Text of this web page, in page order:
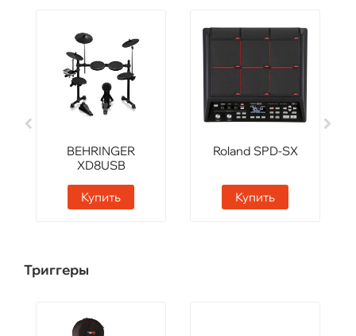
BEHRINGER
XD8USB
Купить
Roland SPD-SX
Купить
Триггеры